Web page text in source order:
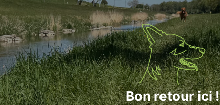
Bon retour ici !